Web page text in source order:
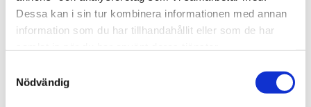
Dessa kan i sin tur kombinera informationen med annan
information som du har tillhandahållit eller som de har
Nödvändig